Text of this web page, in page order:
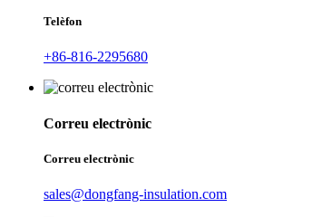
Telèfon
+86-816-2295680
Correu electrònic
Correu electrònic
sales@dongfang-insulation.com